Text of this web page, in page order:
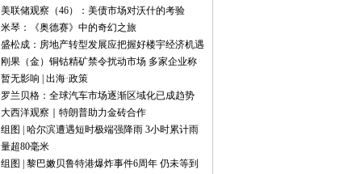
美联储观察（46）：美债市场对沃什的考验
米琴：《奥德赛》中的奇幻之旅
盛松成：房地产转型发展应把握好楼宇经济机遇
刚果（金）铜钴精矿禁令扰动市场 多家企业称
暂无影响 | 出海·政策
罗兰贝格：全球汽车市场逐渐区域化已成趋势
大西洋观察｜特朗普助力金砖合作
组图 | 哈尔滨遭遇短时极端强降雨 3小时累计雨
量超80毫米
组图 | 黎巴嫩贝鲁特港爆炸事件6周年 仍未等到